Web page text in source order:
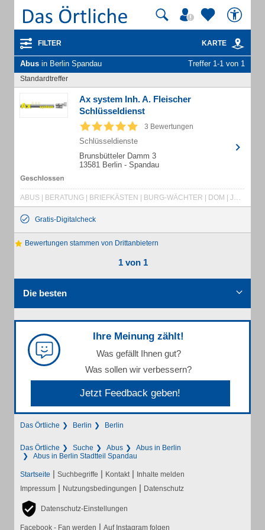
FILTER KARTE
Abus in Berlin Spandau Treffer 1-1 von 1
Standardtreffer
Ax system Inh. A. Fleischer
Schlüsseldienst
3 Bewertungen
Schlüsseldienste
Brunsbütteler Damm 3
13581 Berlin - Spandau
ABUS | BERATUNG | BRIEFKÄSTEN | BURG-WÄCHTER | DOM | JU | KESO | MONTAGEN | RENZ | SCHLIESSSYSTEME
Gratis-Digitalcheck
Bewertungen stammen von Drittanbietern
1 von 1
Die besten
Ihre Meinung zählt!
Was gefällt Ihnen gut?
Was sollen wir verbessern?
Jetzt Feedback geben!
Das Örtliche Berlin Berlin
Das Örtliche Suche Abus
Abus in Berlin
Abus in Berlin Stadtteil Spandau
Startseite | Suchbegriffe | Kontakt | Inhalte melden
Impressum | Nutzungsbedingungen | Datenschutz
Datenschutz-Einstellungen
Facebook - Fan werden | Auf Instagram folgen